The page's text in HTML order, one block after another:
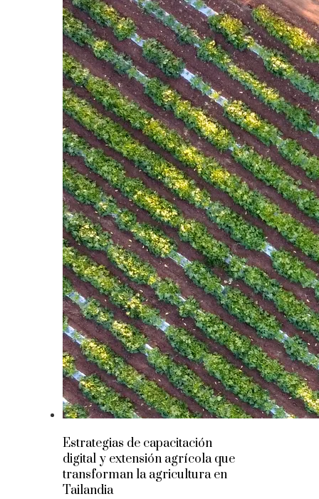
Estrategias de capacitación
digital y extensión agrícola que
transforman la agricultura en
Tailandia